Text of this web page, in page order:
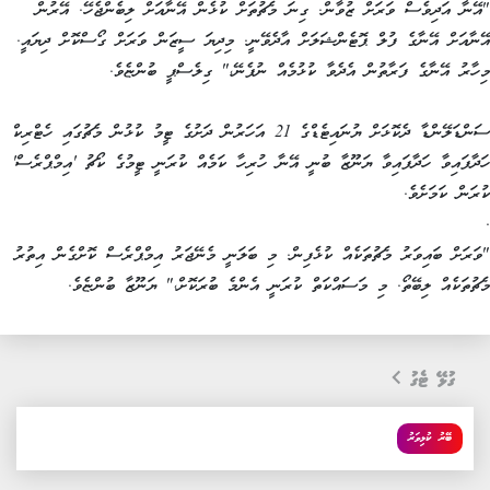
"އޭނާ އަދިވެސް ވަރަށް ޒުވާން. ގިނަ މެޗުތަށް ކުޅެން އޭނާއަށް ލިބެންޖެހޭ. އޭރުން
އޭނާއަށް އޭނާގެ ފުލް ޕޮޓެންޝަލަށް އާދެވޭނީ. މިދިޔަ ސީޒަން ވަރަށް ގޯސްކޮށް ދިޔައީ.
މިހާރު އޭނާގެ ފަރާތުން އެދެވާ ކުޅުމެއް ނުފެނޭ،" ގިލެސްޕީ ބުންޏެވެ.
ސަންޑަލޭންޑާ ދެކޮޅަށް ޔުނައިޓެޑްގެ 21 އަހަރުން ދަށުގެ ޓީމު ކުޅުން މެޗުގައި ހެޓްރިކް
ހަދާފައިވާ ހަދާފައިވާ ޔަނޫޒާ ބުނީ އޭނާ ހުރިހާ ކަމެއް ކުރަނީ ޓީމުގެ ކޯޗު 'އިމްޕްރެސް'
ކުރަން ކަމަށެވެ.
.
"ވަރަށް ބައިވަރު މެޗުތަކެއް ކުޅެފިން. މި ބަލަނީ މެނޭޖަރު އިމްޕްރެސް ކޮށްގެން އިތުރު
މެޗުތަކެއް ލިބޭތޯ. މި މަސައްކަތް ކުރަނީ އެންމެ ބުރަކޮށް،" ޔަނޫޒާ ބުންޏެވެ.
ގުޅޭ ޓެގު
ބޭރު ކުޅިވަރު